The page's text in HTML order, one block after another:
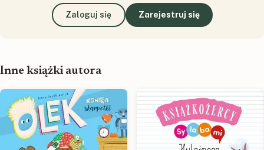
Zaloguj się Zarejestruj się
Inne książki autora